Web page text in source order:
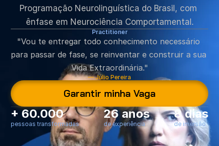
Programação Neurolinguística do Brasil, com
ênfase em Neurociência Comportamental.
Practitioner
"Vou te entregar todo conhecimento necessário
para passar de fase, se reinventar e construir a sua
Vida Extraordinária."
— Júlio Pereira
Garantir minha Vaga
+ 60.000
pessoas transformadas
26 anos
de experiência
8 dias
de imersão